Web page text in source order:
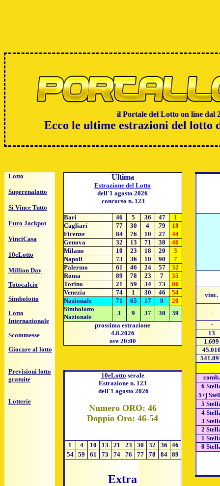
il Portale del Lotto on line dal
Ecco le ultime estrazioni del lotto
Lotto
Superenalotto
Si Vince Tutto
Euro Jackpot
VinciCasa
10eLotto
Million Day
Totocalcio
Simbolotto
Lotto
Internazionale
Scommesse
Giocare al lotto
Previsioni lotto
gratuite
Lotterie
Ultima
Estrazione del Lotto
dell'1 agosto 2026
concorso n. 123
Bari 46 5 36 47
1
Cagliari
77 30 4 79
18
Firenze
84 76 10 27
44
Genova
32 13 71 38
46
Milano
10 23 18 20
3
Napoli
73 36 10 90
7
Palermo
61 46 24 57
32
Roma
89 78 23 7
35
Torino
21 59 34 73
86
Venezia
74 1 30 46
54
Nazionale
71 65 17 9
20
Simbolotto
Nazionale
3 9 37 30
39
prossima estrazione
4.8.2026
ore 20:00
10eLotto serale
Estrazione n. 123
dell'1 agosto 2026
Numero ORO: 46
Doppio Oro: 46-54
1 4 10 13 21 23 30 32 36
46
54
59 61 73 74 76 77 78 84 89
Extra
vinc.
-
-
13
1.699
comb.
6
5+j
5
4
3
2
1
0